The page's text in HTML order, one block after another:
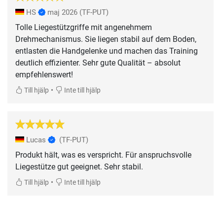
HS maj 2026 (TF-PUT)
Tolle Liegestützgriffe mit angenehmem
Drehmechanismus. Sie liegen stabil auf dem Boden,
entlasten die Handgelenke und machen das Training
deutlich effizienter. Sehr gute Qualität – absolut
empfehlenswert!
Till hjälp • Inte till hjälp
Lucas (TF-PUT)
Produkt hält, was es verspricht. Für anspruchsvolle
Liegestütze gut geeignet. Sehr stabil.
Till hjälp • Inte till hjälp